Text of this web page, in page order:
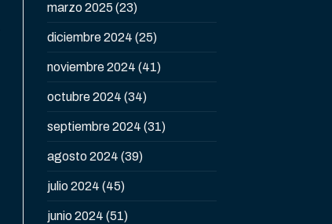
marzo 2025 (23)
diciembre 2024 (25)
noviembre 2024 (41)
octubre 2024 (34)
septiembre 2024 (31)
agosto 2024 (39)
julio 2024 (45)
junio 2024 (51)